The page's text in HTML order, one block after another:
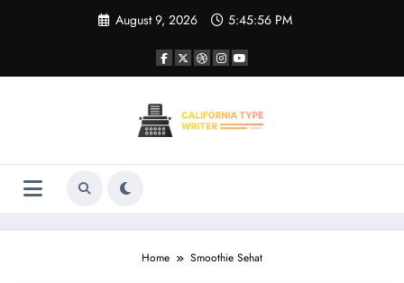
August 9, 2026 5:45:56 PM
Home Smoothie Sehat